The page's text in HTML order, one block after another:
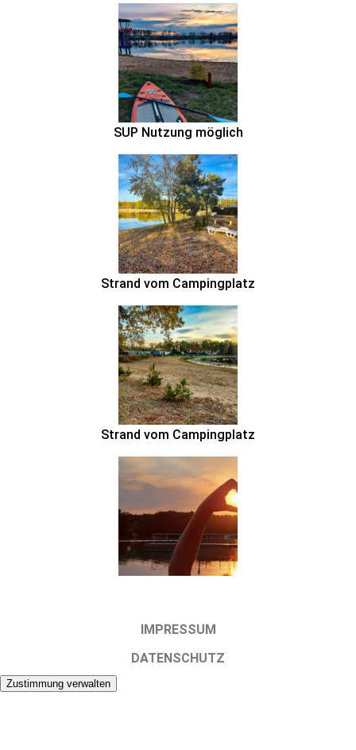
SUP Nutzung möglich
Strand vom Campingplatz
Strand vom Campingplatz
IMPRESSUM
DATENSCHUTZ
Zustimmung verwalten